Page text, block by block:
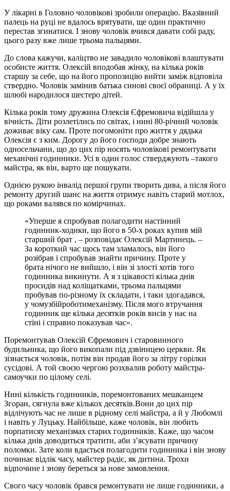
У лікарні в Головно чоловікові зробили операцію. Вказівний
палець на руці не вдалось врятувати, ще один практично
перестав згинатися. І знову чоловік вчився давати собі раду,
цього разу вже лише трьома пальцями.
До слова кажучи, каліцтво не завадило чоловікові влаштувати
особисте життя. Олексій вподобав жінку, на кілька років
старшу за себе, що на його пропозицію вийти заміж відповіла
ствердно. Чоловік замінив батька синові своєї обраниці. А у їх
шлюбі народилося шестеро дітей.
Кілька років тому дружина Олексія Єфремовича відійшла у
вічність. Діти розлетілись по світах, і нині 80-річний чоловік
доживає віку сам. Проте погомоніти про життя у дядька
Олексія є з ким. Дорогу до його господи добре знають
односельчани, що до цих пір носять чоловікові ремонтувати
механічні годинники. Усі в один голос стверджують –такого
майстра, як він, варто ще пошукати.
Однією рукою інвалід першої групи творить дива, а після його
ремонту другий шанс на життя отримує навіть старий мотлох,
що роками валявся по комірчинах.
«Уперше я спробував полагодити настінний
годинник-ходики, що його в 50-х роках купив мій
старший брат , – розповідає Олексій Мартинець. –
За короткий час щось там зламалось, він його
розібрав і спробував знайти причину. Проте у
брата нічого не вийшло, і він зі злості хотів того
годинника викинути. А я з цікавості кілька днів
просидів над коліщатками, трьома пальцями
пробував по-різному їх складати, і таки здогадався,
у чомузбійроботимеханізму. Після мого втручання
годинник ще кілька десятків років висів у нас на
стіні і справно показував час».
Поремонтував Олексій Єфремович і старовинного
будильника, що його викопали під дзвіницею церкви. Як
зізнається чоловік, потім він продав його за літру горілки
сусідові. А той своєю чергою розхвалив роботу майстра-
самоучки по цілому селі.
Нині кількість годинників, поремонтованих мешканцем
Згоран, сягнула вже кількох десятків.Вони до цих пір
відлічують час не лише в рідному селі майстра, а й у Любомлі
і навіть у Луцьку. Найбільше, каже чоловік, він любить
порпатисяу механізмах старих годинників. Каже, що часом
кілька днів доводиться тратити, аби з’ясувати причину
поломки. Зате коли вдається полагодити годинника і він знову
починає відлік часу, майстер радіє, як дитина. Трохи
відпочине і знову береться за нове замовлення.
Свого часу чоловік брався ремонтувати не лише годинники, а